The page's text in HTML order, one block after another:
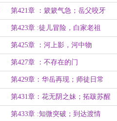
第421章 ：簌簌气急；岳父咬牙
第423章 :徒儿冒险，白家老祖
第425章 ：河上影，河中物
第427章 ：不存在的门
第429章：华岳再现；师徒日常
第431章：花无阴之妹；拓跋苏醒
第433章 :知微突破；到达渡情